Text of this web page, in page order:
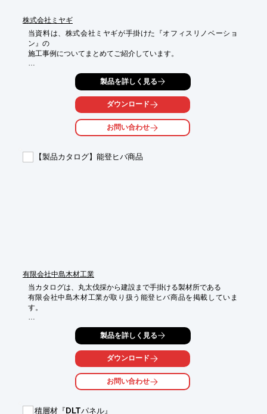
株式会社ミヤギ
当資料は、株式会社ミヤギが手掛けた『オフィスリノベーショ
ン』の
施工事例についてまとめてご紹介しています。
今までの無機質なタイル貼りのイメージから一新し、温かみを感
木目調のトイレにリニューアルした「海運業 S社様」の事例をは
店舗内装のリニューアルを行った「T不動産様 店舗」など、全5
用いて詳しく掲載しています。
【掲載事例】
■海運業 S社様
製品を詳しく見る
ダウンロード
お問い合わせ
【製品カタログ】能登ヒバ商品
有限会社中島木材工業
当カタログは、丸太伐採から建設まで手掛ける製材所である
有限会社中島木材工業が取り扱う能登ヒバ商品を掲載していま
す。
能登ヒバの中のカナアテという希少な樹種のみをスライスした
woodスライスチップ『能登の香りHIBA』と、オーダーメイドの
能登ヒバカッティングボードを各種ラインアップしております。
ご要望の際はお気軽に、お問い合わせください。
■能登の香りHIBA（woodスライスチップ）
製品を詳しく見る
ダウンロード
お問い合わせ
積層材『DLTパネル』